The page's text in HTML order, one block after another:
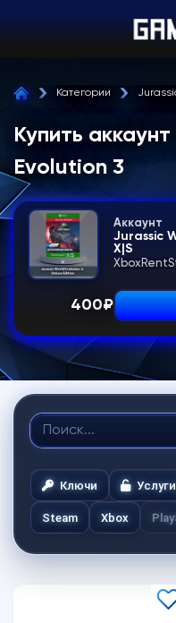
Категории
Купить
Evolution 3
Аккаунт
Jurassic
X|S
400₽
Ключи Услуги
Steam Xbox